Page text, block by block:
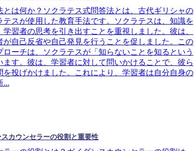
とは何か？ソクラテス式問答法とは、古代ギリシャの
テスが使用した教育手法です。ソクラテスは、知識を
習者の思考を引き出すことを重視しました。彼は、
が自己反省や自己発見を行うことを促しました。この
ーチは、ソクラテスが「知らないことを知るという
ます。彼は、学習者に対して問いかけることで、彼ら
を投げかけました。これにより、学習者は自分自身の
...
カウンセラーの役割と重要性